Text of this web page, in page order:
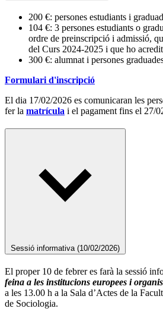
200 €: persones estudiants i
104 €: 3 persones estudiants o
ordre de preinscripció i admissió,
del Curs 2024-2025 i que ho
300 €: alumnat i persones
Formulari d'inscripció
El dia 17/02/2026 es comunicaran les
fer la matrícula i el pagament fins el 27/
Sessió informativa (10/02/2026)
El proper 10 de febrer es farà la sessió
feina a les institucions europees i
a les 13.00 h a la Sala d’Actes de la
de Sociologia.